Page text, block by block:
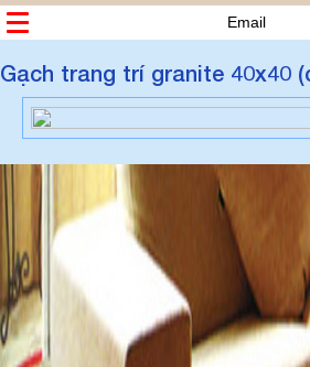
Email
Gạch trang trí granite 40x40